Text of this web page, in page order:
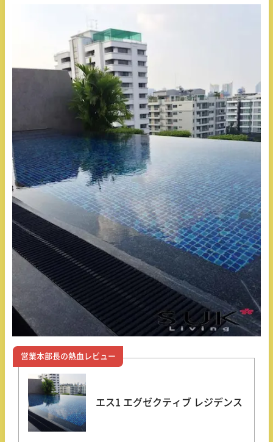
営業本部長の熱血レビュー
エス1 エグゼクティブ レジデンス